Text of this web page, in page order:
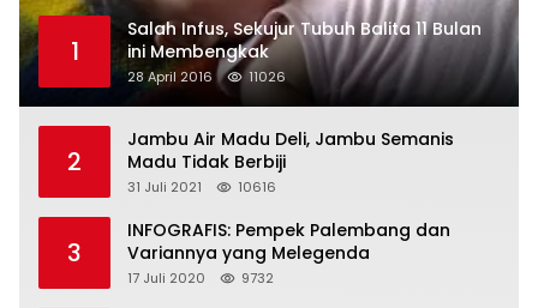
1
Salah Infus, Sekujur Tubuh Balita 11 Bulan
ini Membengkak
28 April 2016 11026
2
Jambu Air Madu Deli, Jambu Semanis
Madu Tidak Berbiji
31 Juli 2021 10616
3
INFOGRAFIS: Pempek Palembang dan
Variannya yang Melegenda
17 Juli 2020 9732